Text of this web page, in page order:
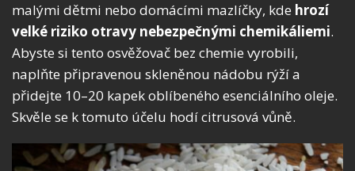
malými dětmi nebo domácími mazlíčky, kde hrozí
velké riziko otravy nebezpečnými chemikáliemi.
Abyste si tento osvěžovač bez chemie vyrobili,
naplňte připravenou skleněnou nádobu rýží a
přidejte 10–20 kapek oblíbeného esenciálního oleje.
Skvěle se k tomuto účelu hodí citrusová vůně.